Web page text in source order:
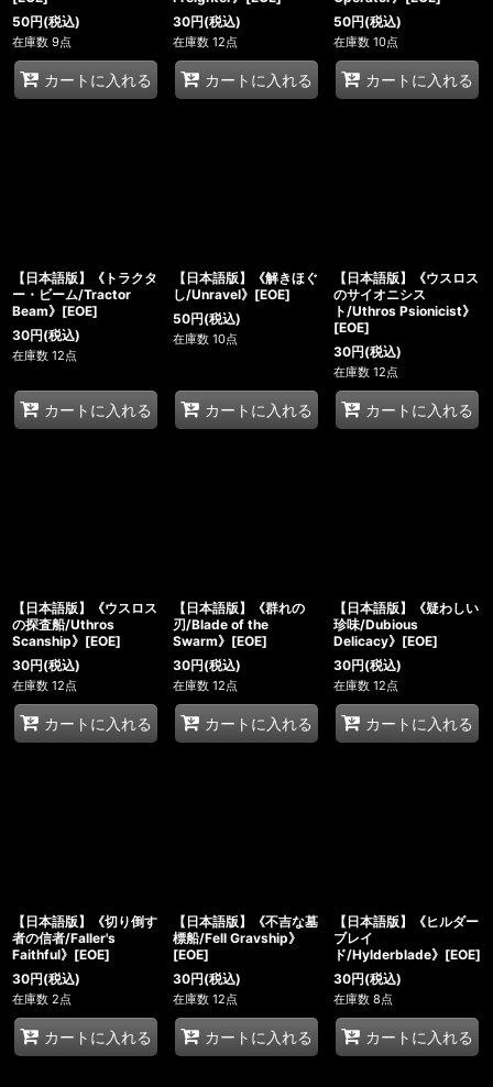
50円(税込)
在庫数 9点
カートに入れる
30円(税込)
在庫数 12点
カートに入れる
50円(税込)
在庫数 10点
カートに入れる
【日本語版】《トラクタ
ー・ビーム/Tractor
Beam》[EOE]
30円(税込)
在庫数 12点
カートに入れる
【日本語版】《解きほぐ
し/Unravel》[EOE]
50円(税込)
在庫数 10点
カートに入れる
【日本語版】《ウスロス
のサイオニシス
ト/Uthros Psionicist》
[EOE]
30円(税込)
在庫数 12点
カートに入れる
【日本語版】《ウスロス
の探査船/Uthros
Scanship》[EOE]
30円(税込)
在庫数 12点
カートに入れる
【日本語版】《群れの
刃/Blade of the
Swarm》[EOE]
30円(税込)
在庫数 12点
カートに入れる
【日本語版】《疑わしい
珍味/Dubious
Delicacy》[EOE]
30円(税込)
在庫数 12点
カートに入れる
【日本語版】《切り倒す
者の信者/Faller's
Faithful》[EOE]
30円(税込)
在庫数 2点
カートに入れる
【日本語版】《不吉な墓
標船/Fell Gravship》
[EOE]
30円(税込)
在庫数 12点
カートに入れる
【日本語版】《ヒルダー
ブレイ
ド/Hylderblade》[EOE]
30円(税込)
在庫数 8点
カートに入れる